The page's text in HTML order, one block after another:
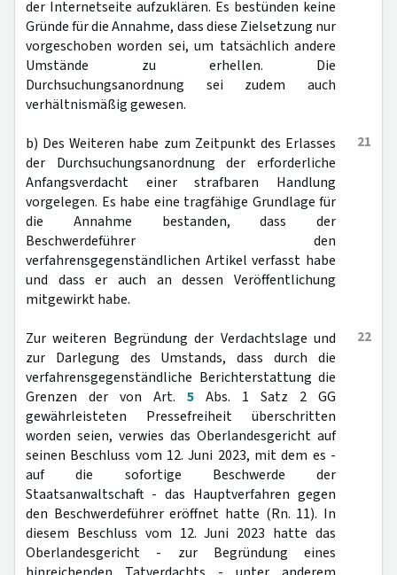
der Internetseite aufzuklären. Es bestünden keine
Gründe für die Annahme, dass diese Zielsetzung nur
vorgeschoben worden sei, um tatsächlich andere
Umstände zu erhellen. Die
Durchsuchungsanordnung sei zudem auch
verhältnismäßig gewesen.
21
b) Des Weiteren habe zum Zeitpunkt des Erlasses
der Durchsuchungsanordnung der erforderliche
Anfangsverdacht einer strafbaren Handlung
vorgelegen. Es habe eine tragfähige Grundlage für
die Annahme bestanden, dass der
Beschwerdeführer den
verfahrensgegenständlichen Artikel verfasst habe
und dass er auch an dessen Veröffentlichung
mitgewirkt habe.
22
Zur weiteren Begründung der Verdachtslage und
zur Darlegung des Umstands, dass durch die
verfahrensgegenständliche Berichterstattung die
Grenzen der von Art. 5 Abs. 1 Satz 2 GG
gewährleisteten Pressefreiheit überschritten
worden seien, verwies das Oberlandesgericht auf
seinen Beschluss vom 12. Juni 2023, mit dem es -
auf die sofortige Beschwerde der
Staatsanwaltschaft - das Hauptverfahren gegen
den Beschwerdeführer eröffnet hatte (Rn. 11). In
diesem Beschluss vom 12. Juni 2023 hatte das
Oberlandesgericht - zur Begründung eines